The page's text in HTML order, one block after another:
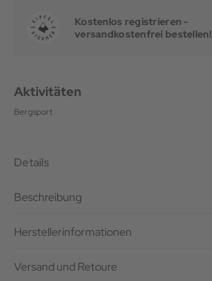
Kostenlos registrieren -
versandkostenfrei bestellen!
Aktivitäten
Bergsport
Details
Beschreibung
Herstellerinformationen
Versand und Retoure